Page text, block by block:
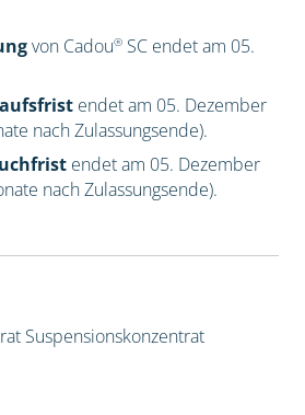
von Cadou®SC endet am 05.
endet am 05. Dezember
nach Zulassungsende).
endet am 05. Dezember
nach Zulassungsende).
Suspensionskonzentrat